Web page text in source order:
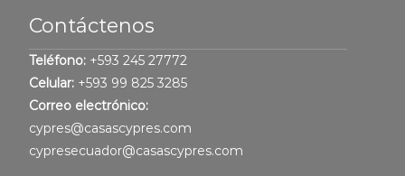
Contáctenos
Teléfono: +593 245 27772
Celular: +593 99 825 3285
Correo electrónico:
cypres@casascypres.com
cypresecuador@casascypres.com